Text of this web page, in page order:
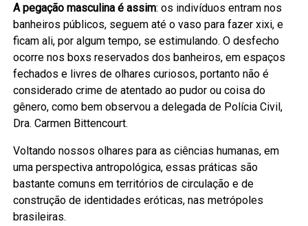
A pegação masculina é assim: os indivíduos entram nos
banheiros públicos, seguem até o vaso para fazer xixi, e
ficam ali, por algum tempo, se estimulando. O desfecho
ocorre nos boxs reservados dos banheiros, em espaços
fechados e livres de olhares curiosos, portanto não é
considerado crime de atentado ao pudor ou coisa do
gênero, como bem observou a delegada de Polícia Civil,
Dra. Carmen Bittencourt.
Voltando nossos olhares para as ciências humanas, em
uma perspectiva antropológica, essas práticas são
bastante comuns em territórios de circulação e de
construção de identidades eróticas, nas metrópoles
brasileiras.